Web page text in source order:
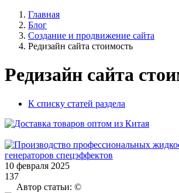
Главная
Блог
Создание и продвижение сайта
Редизайн сайта стоимость
Редизайн сайта
К списку статей раздела
10 февраля 2025
137
Автор статьи: ©